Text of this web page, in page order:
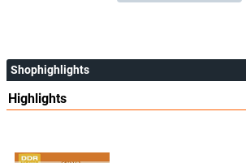
Shophighlights
Highlights